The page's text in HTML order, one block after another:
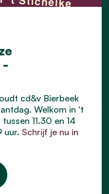
-
cd&v Bierbeek
Welkom in 't
11.30 en 14
uur. Schrijf je nu in